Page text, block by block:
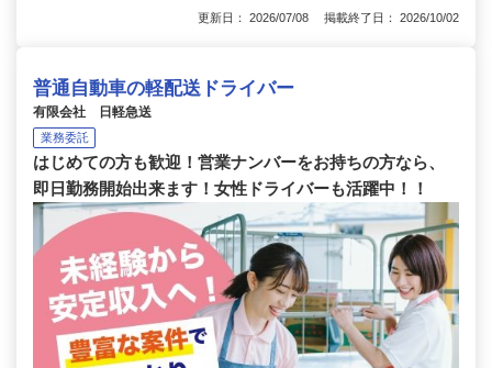
更新日： 2026/07/08 掲載終了日： 2026/10/02
普通自動車の軽配送ドライバー
有限会社 日軽急送
業務委託
はじめての方も歓迎！営業ナンバーをお持ちの方なら、
即日勤務開始出来ます！女性ドライバーも活躍中！！